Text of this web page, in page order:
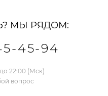
МЫ РЯДОМ:
45-94
22:00 (Мск)
вопрос